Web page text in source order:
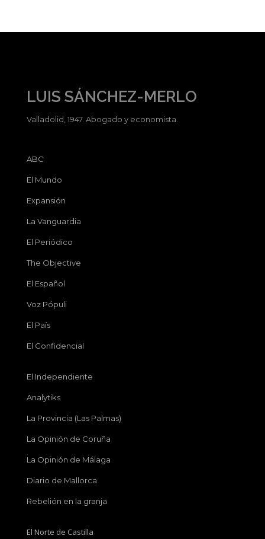
LUIS SÁNCHEZ-MERLO
Valladolid, 1947. Abogado y economista.
ABC
El Mundo
Expansión
La Vanguardia
El Periódico
The Objective
El Español
Voz Pópuli
El País
El Confidencial
El Independiente
Analytiks
La Provincia (Las Palmas)
La Opinión de Coruña
La Opinión de Málaga
Diario de Mallorca
Rebelión en la granja
El Norte de Castilla